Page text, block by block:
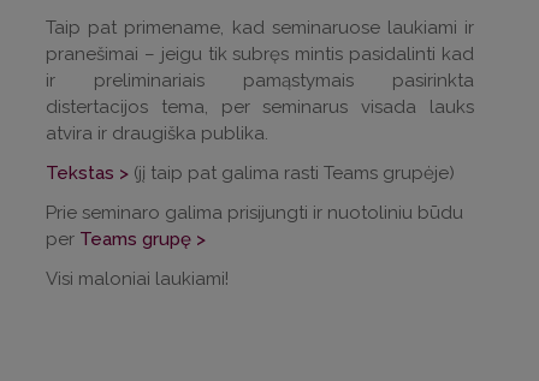
Taip pat primename, kad seminaruose laukiami ir
pranešimai – jeigu tik subręs mintis pasidalinti kad
ir preliminariais pamąstymais pasirinkta
distertacijos tema, per seminarus visada lauks
atvira ir draugiška publika.
Tekstas > (jį taip pat galima rasti Teams grupėje)
Prie seminaro galima prisijungti ir nuotoliniu būdu
per Teams grupę >
Visi maloniai laukiami!